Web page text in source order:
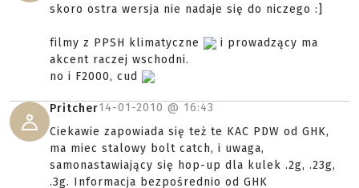
skoro ostra wersja nie nadaje się do niczego :]
filmy z PPSH klimatyczne
i prowadzący ma
akcent raczej wschodni.
no i F2000, cud
Pritcher14-01-2010 @ 16:43
Ciekawie zapowiada się też te KAC PDW od GHK,
ma miec stalowy bolt catch, i uwaga,
samonastawiający się hop-up dla kulek .2g, .23g,
.3g. Informacja bezpośrednio od GHK